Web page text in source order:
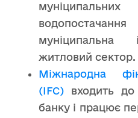
муніципальна
житловий сектор.
Міжнародна
(IFC) входить до
банку і працює